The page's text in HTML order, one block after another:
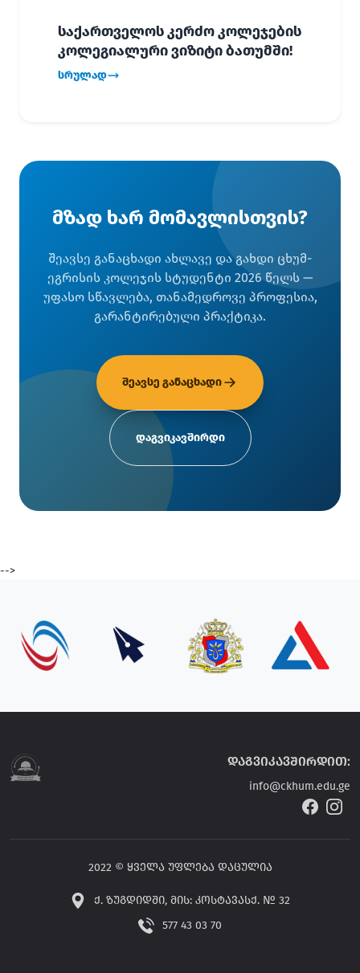
საქართველოს კერძო კოლეჯების
კოლეგიალური ვიზიტი ბათუმში!
სრულად
მზად ხარ მომავლისთვის?
შეავსე განაცხადი ახლავე და გახდი ცხუმ-
ეგრისის კოლეჯის სტუდენტი 2026 წელს —
უფასო სწავლება, თანამედროვე პროფესია,
გარანტირებული პრაქტიკა.
შეავსე განაცხადი
დაგვიკავშირდი
-->
დაგვიკავშირდით:
info@ckhum.edu.ge
2022 © ყველა უფლება დაცულია
ქ. ზუგდიდში, მის: კოსტავასქ. № 32
577 43 03 70